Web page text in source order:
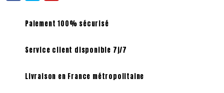
Paiement 100% sécurisé
Service client disponible 7j/7
Livraison en France métropolitaine